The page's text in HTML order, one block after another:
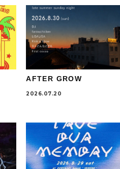
AFTER GROW
2026.07.20